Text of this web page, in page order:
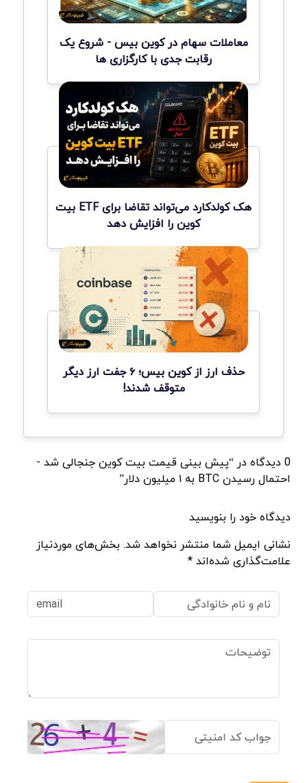
معاملات سهام در کوین بیس - شروع یک
رقابت جدی با کارگزاری ها
هک کولدکارد می‌تواند تقاضا برای ETF بیت
کوین را افزایش دهد
حذف ارز از کوین بیس؛ ۶ جفت ارز دیگر
متوقف شدند!
0 دیدگاه در “پیش بینی قیمت بیت کوین جنجالی شد -
احتمال رسیدن BTC به ۱ میلیون دلار”
دیدگاه خود را بنویسید
نشانی ایمیل شما منتشر نخواهد شد. بخش‌های موردنیاز
علامت‌گذاری شده‌اند *